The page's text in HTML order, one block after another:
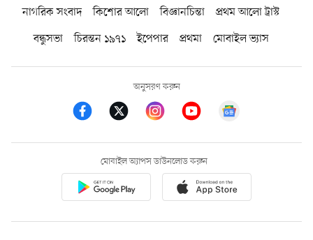
নাগরিক সংবাদ কিশোর আলো বিজ্ঞানচিন্তা
প্রথম আলো ট্রাস্ট
বন্ধুসভা
চিরন্তন ১৯৭১ ইপেপার প্রথমা মোবাইল ভ্যাস
অনুসরণ করুন
মোবাইল অ্যাপস ডাউনলোড করুন